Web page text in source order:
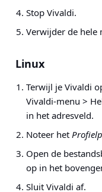
Stop Vivaldi.
Verwijder de hele
Linux
Terwijl je Vivaldi
Vivaldi-menu >
in het adresveld.
Noteer het
Open de
op in het
Sluit Vivaldi af.